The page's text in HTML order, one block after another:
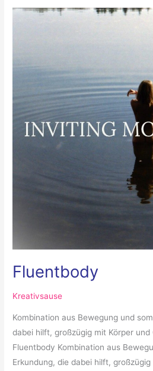
Fluentbody
Kreativsause
Kombination aus Bewegung und
dabei hilft, großzügig mit Körper und
Fluentbody Kombination aus
Erkundung, die dabei hilft,
Fluentbody